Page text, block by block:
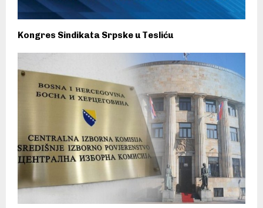
Kongres Sindikata Srpske u Tesliću